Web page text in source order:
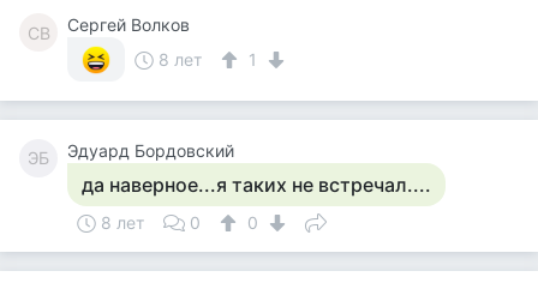
СВ
Сергей Волков
8 лет
1
ЭБ Эдуард Бордовский
да наверное...я таких не встречал....
8 лет 0 0